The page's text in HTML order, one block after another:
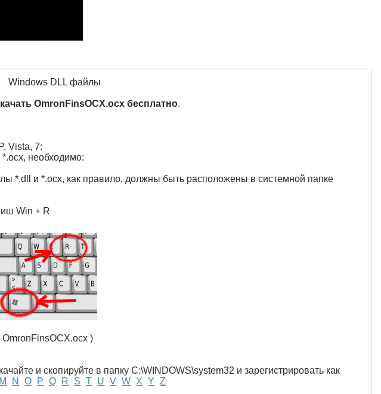
Windows DLL файлы
OmronFinsOCX.ocx бесплатно.
Vista, 7:
необходимо:
*.dll и *.ocx, как правило, должны быть расположены в системной папке
Win + R
)
и скопируйте в папку C:\WINDOWS\system32 и зарегистрировать как
M N O P Q R S T U V W X Y Z